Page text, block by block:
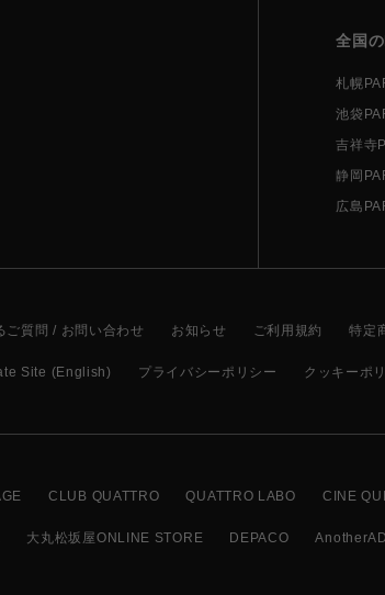
全国
札幌
池袋
吉祥寺
静岡
広島
ご質問 / お問い合わせ お知らせ ご利用規約 特定
Site (English) プライバシーポリシー クッキーポ
CLUB QUATTRO QUATTRO LABO CINE
大丸松坂屋ONLINE STORE DEPACO